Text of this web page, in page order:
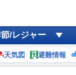
/レジャー
天気図 避難情報